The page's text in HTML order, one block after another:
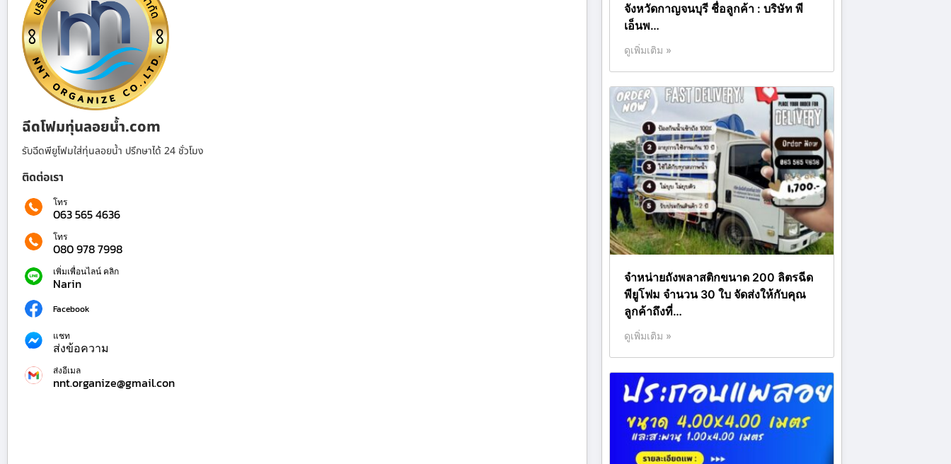
ฉีดโฟมทุ่นลอยน้ำ.com
รับฉีดพียูโฟมใส่ทุ่นลอยน้ำ ปรึกษาได้ 24 ชั่วโมง
ติดต่อเรา
โทร
063 565 4636
โทร
080 978 7998
เพิ่มเพื่อนไลน์ คลิก
Narin
Facebook
แชท
ส่งข้อความ
ส่งอีเมล
nnt.organize@gmail.con
จังหวัดกาญจนบุรี ชื่อลูกค้า : บริษัท พี
เอ็นพ…
ดูเพิ่มเติม »
จำหน่ายถังพลาสติกขนาด 200 ลิตรฉีด
พียูโฟม จำนวน 30 ใบ จัดส่งให้กับคุณ
ลูกค้าถึงที่…
ดูเพิ่มเติม »